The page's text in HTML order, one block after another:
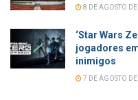
8 DE AGOSTO
‘Star Wars
jogadores
inimigos
7 DE AGOSTO